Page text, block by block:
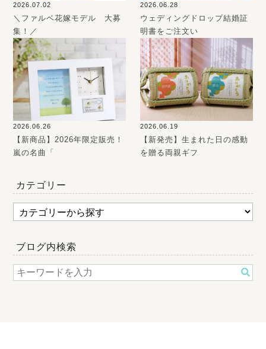
2026.07.02
＼ファルベ花嫁モデル 大募
集！／
2026.06.28
ウェディングドロップ結婚証
明書をご注文い
2026.06.26
【新商品】2026年限定販売！
嵐の名曲「
2026.06.19
【新発売】生まれた日の感動
を贈る両親ギフ
カテゴリー
ブログ内検索